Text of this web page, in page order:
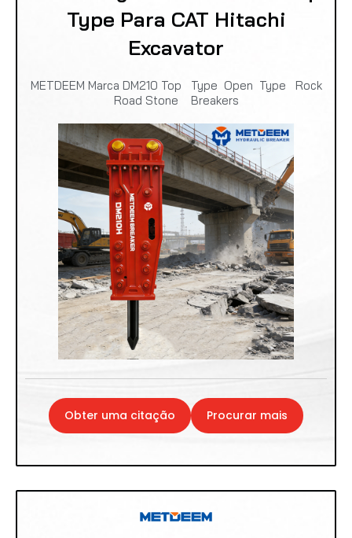
Type Para CAT Hitachi
Excavator
METDEEM Marca DM210 Top Type Open Type Rock
Road Stone Breakers
Obter uma citação Procurar mais